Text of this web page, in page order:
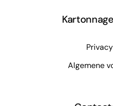
Algemene